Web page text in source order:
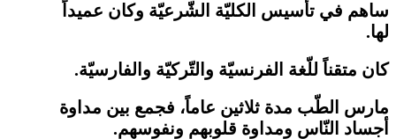
ساهم في تأسيس الكليّة الشّرعيّة وكان عميداً
لها.
كان متقناً للّغة الفرنسيّة والتّركيّة والفارسيّة.
مارس الطّب مدة ثلاثين عاماً، فجمع بين مداوة
أجساد النّاس ومداوة قلوبهم ونفوسهم.